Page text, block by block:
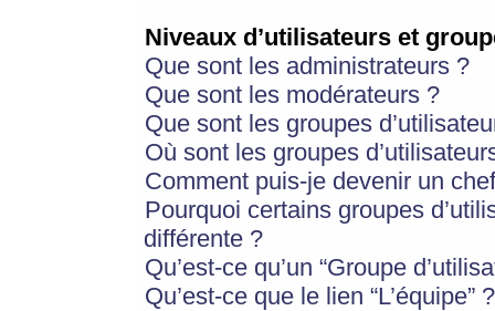
Niveaux d’utilisateurs et
Que sont les administrateurs ?
Que sont les modérateurs ?
Que sont les groupes
Où sont les groupes
Comment puis-je devenir un
Pourquoi certains groupes
différente ?
Qu’est-ce qu’un “Groupe
Qu’est-ce que le lien “L’équipe” ?